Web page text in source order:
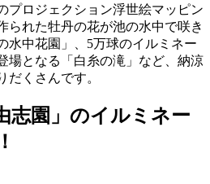
プロジェクション浮世絵マッピン
られた牡丹の花が池の水中で咲き
水中花園」、5万球のイルミネー
場となる「白糸の滝」など、納涼
だくさんです。
志園」のイルミネー